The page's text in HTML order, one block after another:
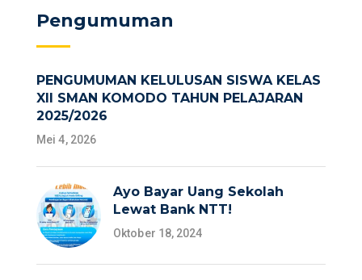
Pengumuman
PENGUMUMAN KELULUSAN SISWA KELAS
XII SMAN KOMODO TAHUN PELAJARAN
2025/2026
Mei 4, 2026
Ayo Bayar Uang Sekolah
Lewat Bank NTT!
Oktober 18, 2024